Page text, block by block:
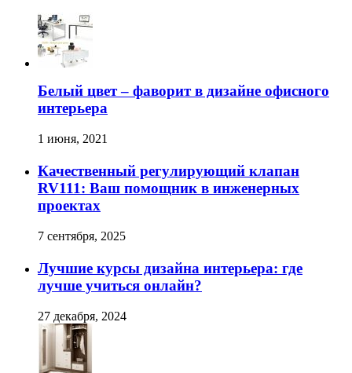
Белый цвет – фаворит в дизайне офисного
интерьера
1 июня, 2021
Качественный регулирующий клапан
RV111: Ваш помощник в инженерных
проектах
7 сентября, 2025
Лучшие курсы дизайна интерьера: где
лучше учиться онлайн?
27 декабря, 2024